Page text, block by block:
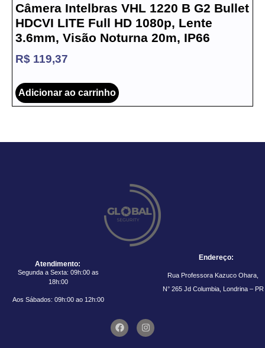
Câmera Intelbras VHL 1220 B G2 Bullet
HDCVI LITE Full HD 1080p, Lente
3.6mm, Visão Noturna 20m, IP66
R$ 119,37
Adicionar ao carrinho
Atendimento:
Segunda a Sexta: 09h:00 as
18h:00
Aos Sábados: 09h:00 ao 12h:00
Endereço:
Rua Professora Kazuco Ohara,
N° 265 Jd Columbia, Londrina – PR